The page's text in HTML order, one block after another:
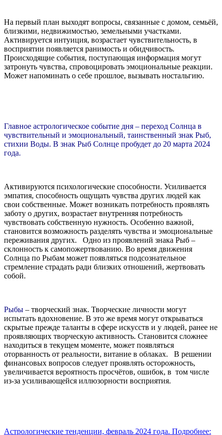
На первый план выходят вопросы, связанные с домом, семьёй,
близкими, недвижимостью, земельными участками.
Активируется интуиция, возрастает чувствительность, в
восприятии появляется ранимость и обидчивость.
Происходящие события, поступающая информация могут
затронуть чувства, спровоцировать эмоциональные реакции.
Может напоминать о себе прошлое, вызывать ностальгию.
Главное астрологическое событие дня – переход Солнца в
чувствительный и эмоциональный, таинственный знак Рыб,
стихии Воды. В знак Рыб Солнце пробудет до 20 марта 2024
года.
Активируются психологические способности. Усиливается
эмпатия, способность ощущать чувства других людей как
свои собственные. Может возникать потребность проявлять
заботу о других, возрастает внутренняя потребность
чувствовать собственную нужность. Особенно важной,
становится возможность разделять чувства и эмоциональные
переживания других. Одно из проявлений знака Рыб –
склонность к самопожертвованию. Во время движения
Солнца по Рыбам может появляться подсознательное
стремление страдать ради близких отношений, жертвовать
собой.
Рыбы – творческий знак. Творческие личности могут
испытать вдохновение. В это же время могут открываться
скрытые прежде таланты в сфере искусств и у людей, ранее не
проявляющих творческую активность. Становится сложнее
находиться в текущем моменте, может появляться
оторванность от реальности, витание в облаках. В решении
финансовых вопросов следует проявлять осторожность,
увеличивается вероятность просчётов, ошибок, в том числе
из-за усиливающейся иллюзорности восприятия.
Астрологические тенденции, февраль 2024 года. Подробнее: